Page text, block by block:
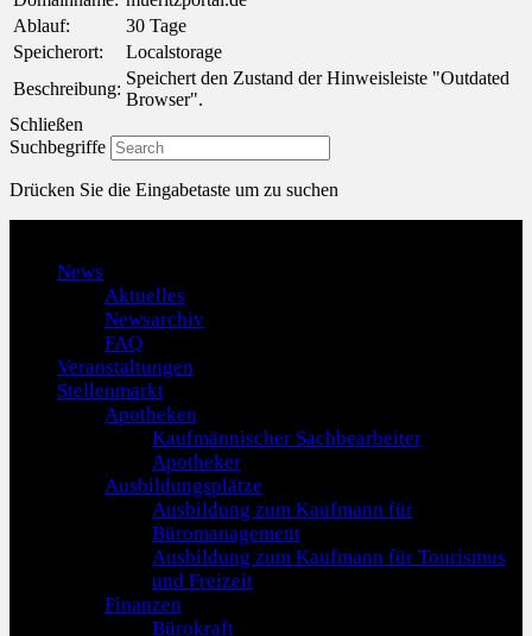
Ablauf:
30 Tage
Speicherort:
Localstorage
Beschreibung:
Speichert den Zustand der Hinweisleiste "Outdated
Browser".
Schließen
Suchbegriffe
Drücken Sie die Eingabetaste um zu suchen
News
Aktuelles
Newsarchiv
FAQ
Veranstaltungen
Stellenmarkt
Apotheken
Kaufmännischer Sachbearbeiter
Apotheker
Ausbildungsplätze
Ausbildung zum Kaufmann für
Büromanagement
Ausbildung zum Kaufmann für Tourismus
und Freizeit
Finanzen
Bürokraft